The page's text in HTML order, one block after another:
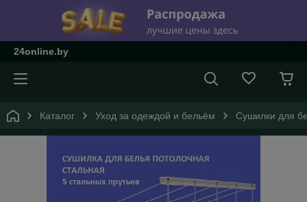
24online.by
Каталог Уход за одеждой и бельём Сушилки для